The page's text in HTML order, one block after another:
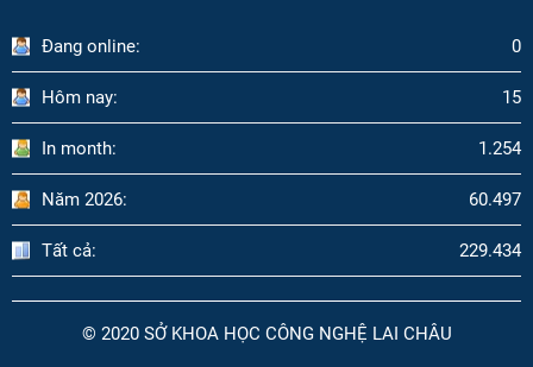
Đang online: 0
Hôm nay: 15
In month: 1.254
Năm 2026: 60.497
Tất cả: 229.434
© 2020 SỞ KHOA HỌC CÔNG NGHỆ LAI CHÂU